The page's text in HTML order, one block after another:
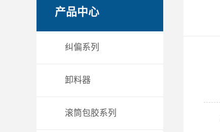
产品中心
纠偏系列
卸料器
滚筒包胶系列